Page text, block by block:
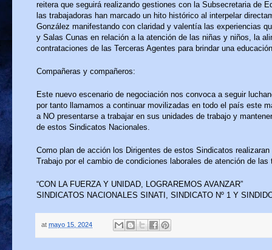
reitera que seguirá realizando gestiones con la Subsecretaria de
las trabajadoras han marcado un hito histórico al interpelar
González manifestando con claridad y valentía las experiencias
y Salas Cunas en relación a la atención de las niñas y niños, la
contrataciones de las Terceras Agentes para brindar una
Compañeras y compañeros:
Este nuevo escenario de negociación nos convoca a seguir
por tanto llamamos a continuar movilizadas en todo el país este
a NO presentarse a trabajar en sus unidades de trabajo y
de estos Sindicatos Nacionales.
Como plan de acción los Dirigentes de estos Sindicatos
Trabajo por el cambio de condiciones laborales de atención de las
“CON LA FUERZA Y UNIDAD, LOGRAREMOS AVANZAR”
SINDICATOS NACIONALES SINATI, SINDICATO Nº 1 Y
at mayo 15, 2024